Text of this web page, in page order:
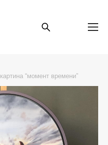
картина “момент времени”